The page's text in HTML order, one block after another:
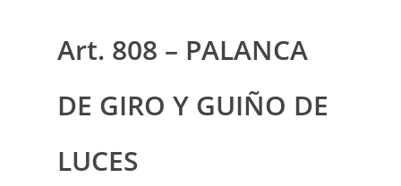
Art. 808 – PALANCA
DE GIRO Y GUIÑO DE
LUCES